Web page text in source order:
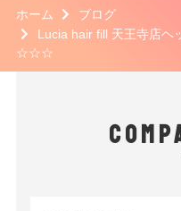
ホーム
ブログ
Lucia hair fill 天王寺店ヘ
☆☆☆